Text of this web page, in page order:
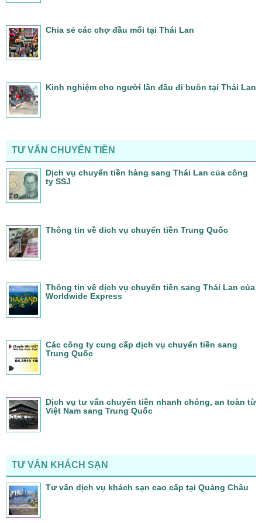
Chia sẻ các chợ đầu mối tại Thái Lan
Kinh nghiệm cho người lần đầu đi buôn tại Thái Lan
TƯ VẤN CHUYỂN TIỀN
Dịch vụ chuyển tiền hàng sang Thái Lan của công
ty SSJ
Thông tin về dich vụ chuyển tiền Trung Quốc
Thông tin về dịch vụ chuyển tiền sang Thái Lan của
Worldwide Express
Các công ty cung cấp dịch vụ chuyển tiền sang
Trung Quốc
Dịch vụ tư vấn chuyển tiền nhanh chóng, an toàn từ
Việt Nam sang Trung Quốc
TƯ VẤN KHÁCH SẠN
Tư vấn dịch vụ khách sạn cao cấp tại Quảng Châu